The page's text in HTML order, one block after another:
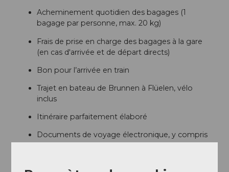
Acheminement quotidien des bagages (1
bagage par personne, max. 20 kg)
Frais de prise en charge des bagages à la gare
(en cas d'arrivée et de départ directs)
Bon pour l’arrivée en train
Trajet en bateau de Brunnen à Flüelen, vélo
inclus
Itinéraire parfaitement élaboré
Documents de voyage électronique, y compris
application de navigation